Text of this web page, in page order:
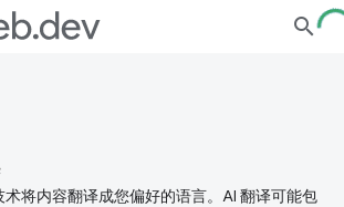
将内容翻译成您偏好的语言。AI 翻译可能包